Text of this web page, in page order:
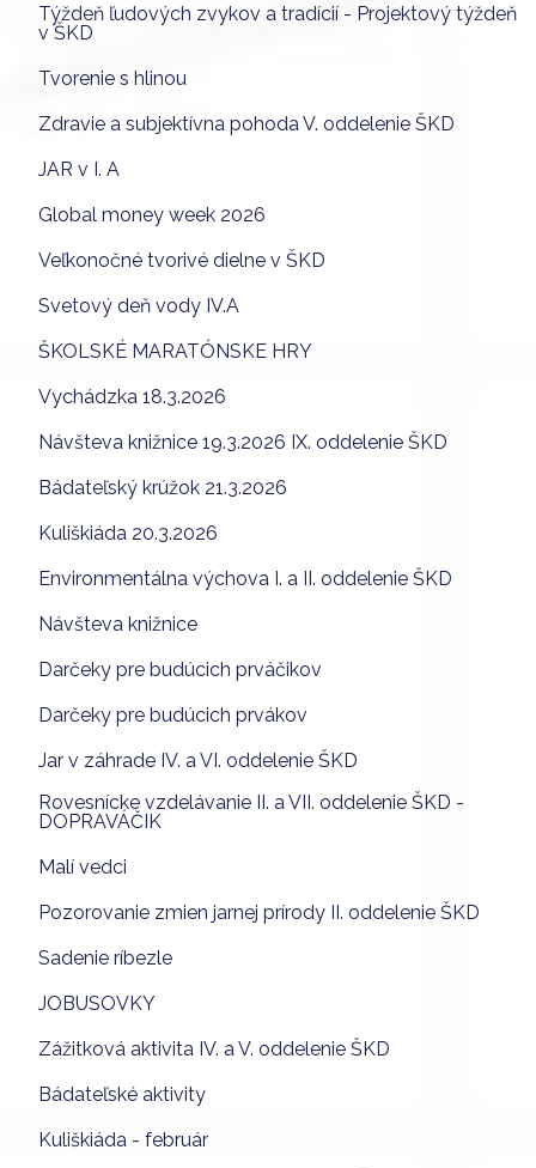
Týždeň ľudových zvykov a tradícií - Projektový týždeň
v ŠKD
Tvorenie s hlinou
Zdravie a subjektívna pohoda V. oddelenie ŠKD
JAR v I. A
Global money week 2026
Veľkonočné tvorivé dielne v ŠKD
Svetový deň vody IV.A
ŠKOLSKÉ MARATÓNSKE HRY
Vychádzka 18.3.2026
Návšteva knižnice 19.3.2026 IX. oddelenie ŠKD
Bádateľský krúžok 21.3.2026
Kuliškiáda 20.3.2026
Environmentálna výchova I. a II. oddelenie ŠKD
Návšteva knižnice
Darčeky pre budúcich prváčikov
Darčeky pre budúcich prvákov
Jar v záhrade IV. a VI. oddelenie ŠKD
Rovesnícke vzdelávanie II. a VII. oddelenie ŠKD -
DOPRAVÁČIK
Malí vedci
Pozorovanie zmien jarnej prírody II. oddelenie ŠKD
Sadenie ríbezle
JOBUSOVKY
Zážitková aktivita IV. a V. oddelenie ŠKD
Bádateľské aktivity
Kuliškiáda - február